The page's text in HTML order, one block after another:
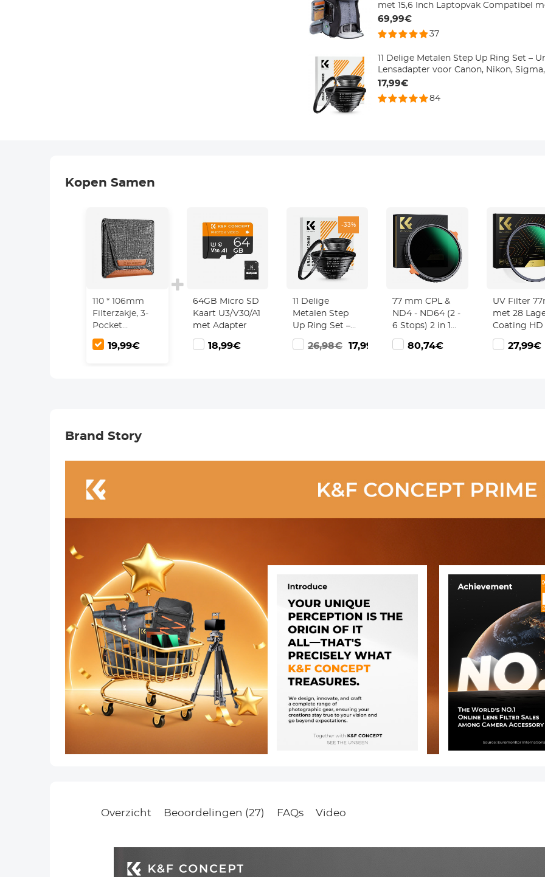
met 15,6 Inch Laptopvak Compatibel
Canon/Nikon/Sony/DJI Mavic Drone
69,99€
37
11 Delige Metalen Step Up Ring Set –
Lensadapter voor Canon, Nikon,
17,99€
84
Kopen Samen
110 * 106mm
Filterzakje, 3-
Pocket
Filterkoffer,
Maximale
19,99€
64GB Micro SD
Kaart U3/V30/A1
met Adapter
18,99€
-33%
11 Delige
Metalen Step
Up Ring Set –
Universele
Lensadapter
26,98€ 17,99€
77 mm CPL &
ND4 - ND64 (2 -
6 Stops) 2 in 1
Variabel ND
Filter En CPL
Witte Stof Nano
80,74€
UV Filter
met 28
Coating HD
Hydrofoob /
27,99€
Brand Story
Overzicht Beoordelingen (27) FAQs Video